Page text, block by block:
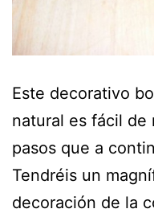
Este decorativo
natural es fácil de
pasos que a
Tendréis un
decoración de la